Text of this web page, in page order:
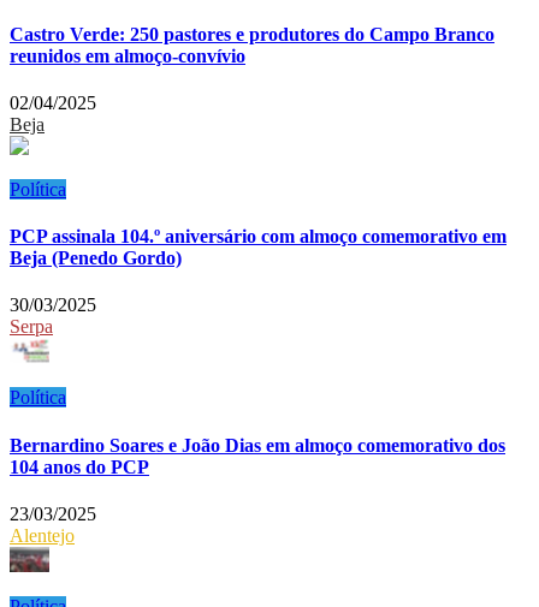
Castro Verde: 250 pastores e produtores do Campo Branco
reunidos em almoço-convívio
02/04/2025
Beja
Política
PCP assinala 104.º aniversário com almoço comemorativo em
Beja (Penedo Gordo)
30/03/2025
Serpa
Política
Bernardino Soares e João Dias em almoço comemorativo dos
104 anos do PCP
23/03/2025
Alentejo